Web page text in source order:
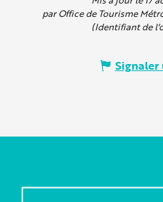
par Office de Tourisme
(Identifiant de
Signaler